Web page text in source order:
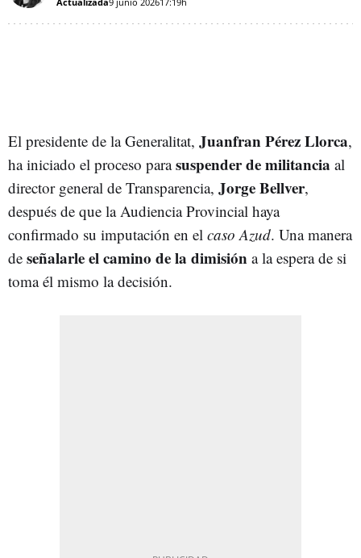
El presidente de la Generalitat, Juanfran Pérez Llorca,
ha iniciado el proceso parasuspender de militancia al
director general de Transparencia, Jorge Bellver,
después de que la Audiencia Provincial haya
confirmado su imputación en el caso Azud. Una manera
de señalarle el camino de la dimisión a la espera de si
toma él mismo la decisión.